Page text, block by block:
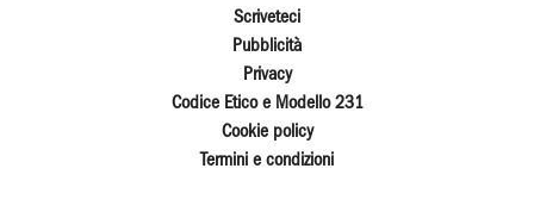
Scriveteci
Pubblicità
Privacy
Codice Etico e Modello 231
Cookie policy
Termini e condizioni